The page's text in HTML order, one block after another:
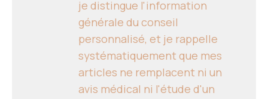
je distingue l'information
générale du conseil
personnalisé, et je rappelle
systématiquement que mes
articles ne remplacent ni un
avis médical ni l'étude d'un